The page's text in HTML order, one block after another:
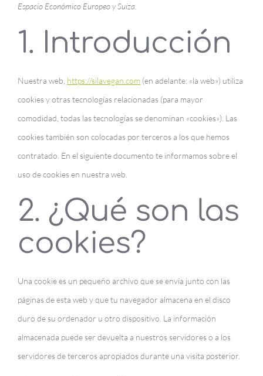
Espacio Económico Europeo y Suiza.
1. Introducción
Nuestra web, https://silavegan.com (en adelante: «la web») utiliza
cookies y otras tecnologías relacionadas (para mayor
comodidad, todas las tecnologías se denominan «cookies»). Las
cookies también son colocadas por terceros a los que hemos
contratado. En el siguiente documento te informamos sobre el
uso de cookies en nuestra web.
2. ¿Qué son las
cookies?
Una cookie es un pequeño archivo que se envía junto con las
páginas de esta web y que tu navegador almacena en el disco
duro de su ordenador u otro dispositivo. La información
almacenada puede ser devuelta a nuestros servidores o a los
servidores de terceros apropiados durante una visita posterior.